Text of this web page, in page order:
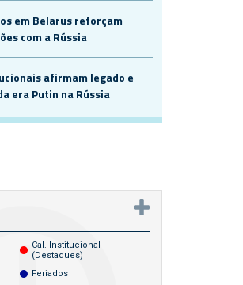
em Belarus reforçam
com a Rússia
afirmam legado e
era Putin na Rússia
Cal. Institucional
(destaques)
Feriados